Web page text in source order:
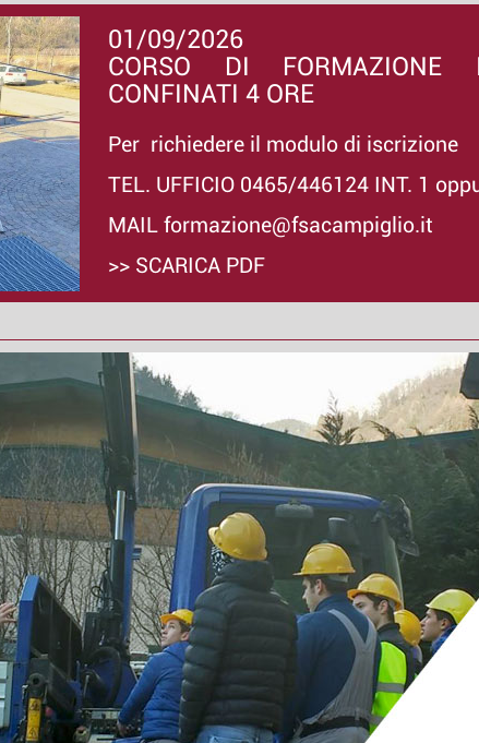
01/09/2026
CORSO DI FORMAZIONE
CONFINATI 4 ORE
Per richiedere il modulo di iscrizione
TEL. UFFICIO 0465/446124 INT. 1
MAIL formazione@fsacampiglio.it
>> SCARICA PDF